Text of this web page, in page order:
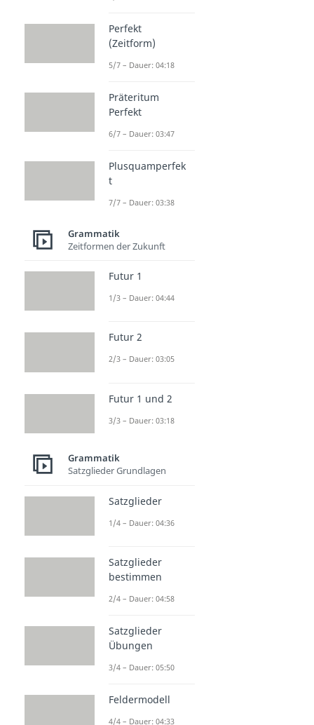
Perfekt
(Zeitform)
5/7 – Dauer: 04:18
Präteritum
Perfekt
6/7 – Dauer: 03:47
Plusquamperfek
t
7/7 – Dauer: 03:38
Grammatik
Zeitformen der Zukunft
Futur 1
1/3 – Dauer: 04:44
Futur 2
2/3 – Dauer: 03:05
Futur 1 und 2
3/3 – Dauer: 03:18
Grammatik
Satzglieder Grundlagen
Satzglieder
1/4 – Dauer: 04:36
Satzglieder
bestimmen
2/4 – Dauer: 04:58
Satzglieder
Übungen
3/4 – Dauer: 05:50
Feldermodell
4/4 – Dauer: 04:33